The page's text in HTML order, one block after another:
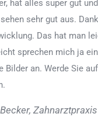
hat alles super gut und
sehr gut aus.
Das hat man
sprechen mich ja
Bilder an. Werde Sie auf